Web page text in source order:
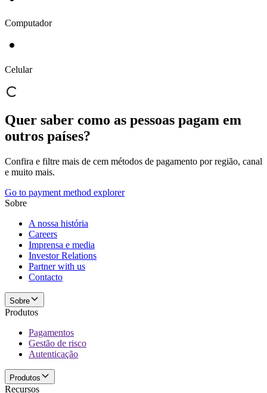
Computador
Celular
Quer saber como as pessoas pagam em
outros países?
Confira e filtre mais de cem métodos de pagamento por região, canal
e muito mais.
Go to payment method explorer
Sobre
A nossa história
Careers
Imprensa e media
Investor Relations
Partner with us
Contacto
Sobre
Produtos
Pagamentos
Gestão de risco
Autenticação
Produtos
Recursos